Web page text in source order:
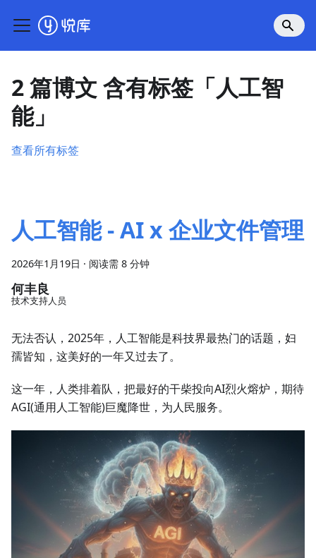
2 篇博文 含有标签「人工智
能」
查看所有标签
人工智能 - AI x 企业文件管理
2026年1月19日 · 阅读需 8 分钟
何丰良
技术支持人员
无法否认，2025年，人工智能是科技界最热门的话题，妇
孺皆知，这美好的一年又过去了。
这一年，人类排着队，把最好的干柴投向AI烈火熔炉，期待
AGI(通用人工智能)巨魔降世，为人民服务。